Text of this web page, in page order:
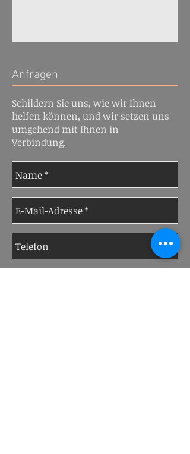
Schildern Sie uns, wie wir Ihnen
helfen können, und wir setzen uns
umgehend mit Ihnen in
Verbindung.
Anfragen